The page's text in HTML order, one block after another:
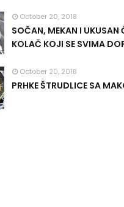
October 20, 2018
SOČAN, MEKAN I UKUSAN
KOLAČ KOJI SE SVIMA
October 20, 2018
PRHKE ŠTRUDLICE SA